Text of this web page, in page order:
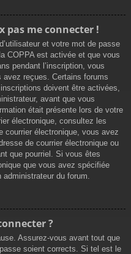
pas me connecter !
et votre mot de passe
COPPA est activée et que vous
pendant l’inscription, vous
reçues. Certains forums
doivent être activées,
avant que vous
était présente lors de votre
électronique, consultez les
courrier électronique, vous avez
de courrier électronique ou
que pourriel. Si vous êtes
que vous avez spécifiée
du forum.
?
Assurez-vous avant tout que
soient corrects. Si tel est le